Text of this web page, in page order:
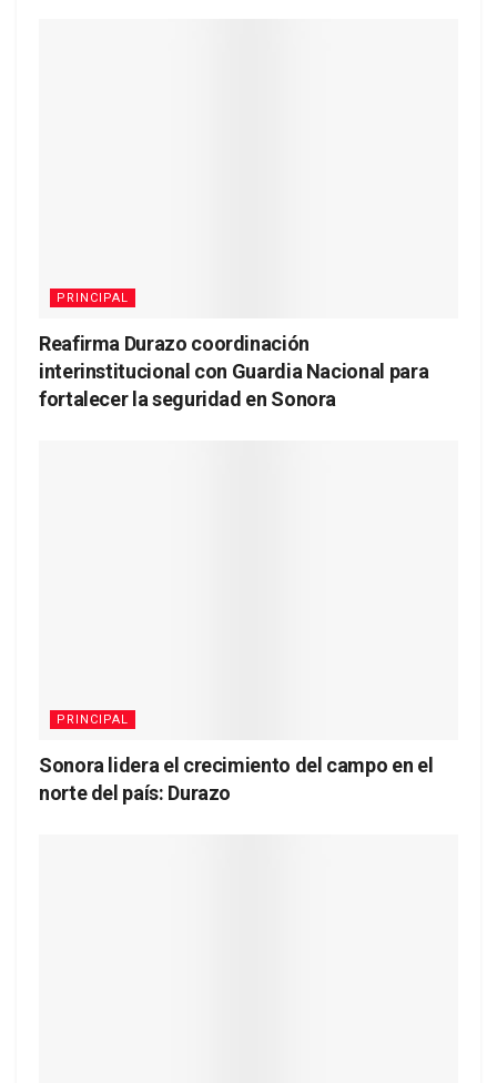
PRINCIPAL
Reafirma Durazo coordinación
interinstitucional con Guardia Nacional para
fortalecer la seguridad en Sonora
PRINCIPAL
Sonora lidera el crecimiento del campo en el
norte del país: Durazo